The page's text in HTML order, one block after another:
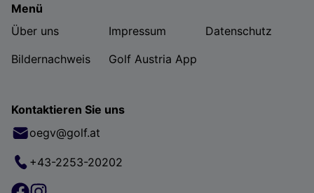
Menü
Über uns
Impressum
Datenschutz
Bildernachweis
Golf Austria App
Kontaktieren Sie uns
oegv@golf.at
+43-2253-20202